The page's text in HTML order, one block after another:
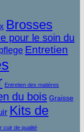
Brosses
pour le soin du
Entretien
Entretien des matières
du bois Graisse
Kits de
cuir de qualité